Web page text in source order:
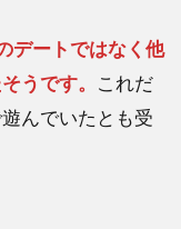
デートではなく他
うです。 これだ
んでいたとも受